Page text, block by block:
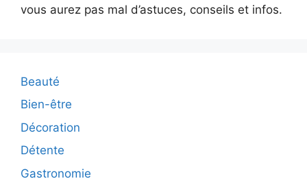
vous aurez pas mal d’astuces, conseils et infos.
Beauté
Bien-être
Décoration
Détente
Gastronomie